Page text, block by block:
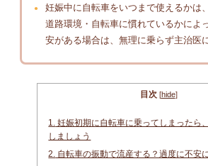
妊娠中に自転車をいつまで使えるかは
道路環境・自転車に慣れているかによ
安がある場合は、無理に乗らず主治医
目次 [hide]
1. 妊娠初期に自転車に乗ってしまったら
しましょう
2. 自転車の振動で流産する？過度に不安